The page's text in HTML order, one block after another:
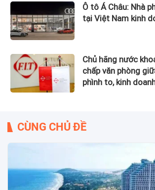
Ô tô Á Châu: Nhà
tại Việt Nam kinh
Chủ hãng nước
chấp văn phòng
phình to, kinh
CÙNG CHỦ ĐỀ